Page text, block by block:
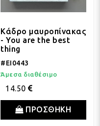
Κάδρο μαυροπίνακας
- You are the best
thing
#EI0443
Άμεσα διαθέσιμο
14.50
ΠΡΟΣΘΗΚΗ